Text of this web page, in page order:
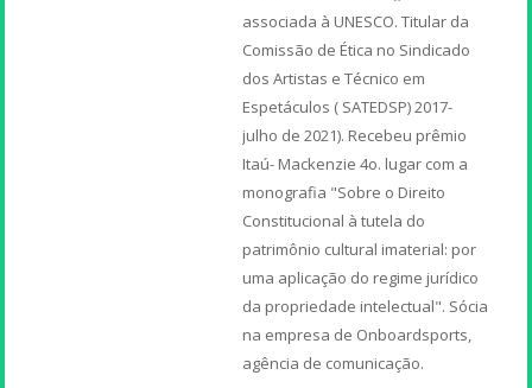
associada à UNESCO. Titular da
Comissão de Ética no Sindicado
dos Artistas e Técnico em
Espetáculos ( SATEDSP) 2017-
julho de 2021). Recebeu prêmio
Itaú- Mackenzie 4o. lugar com a
monografia "Sobre o Direito
Constitucional à tutela do
patrimônio cultural imaterial: por
uma aplicação do regime jurídico
da propriedade intelectual". Sócia
na empresa de Onboardsports,
agência de comunicação.